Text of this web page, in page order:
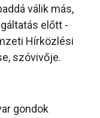
válik más,
előtt -
Hírközlési
szóvivője.
gondok